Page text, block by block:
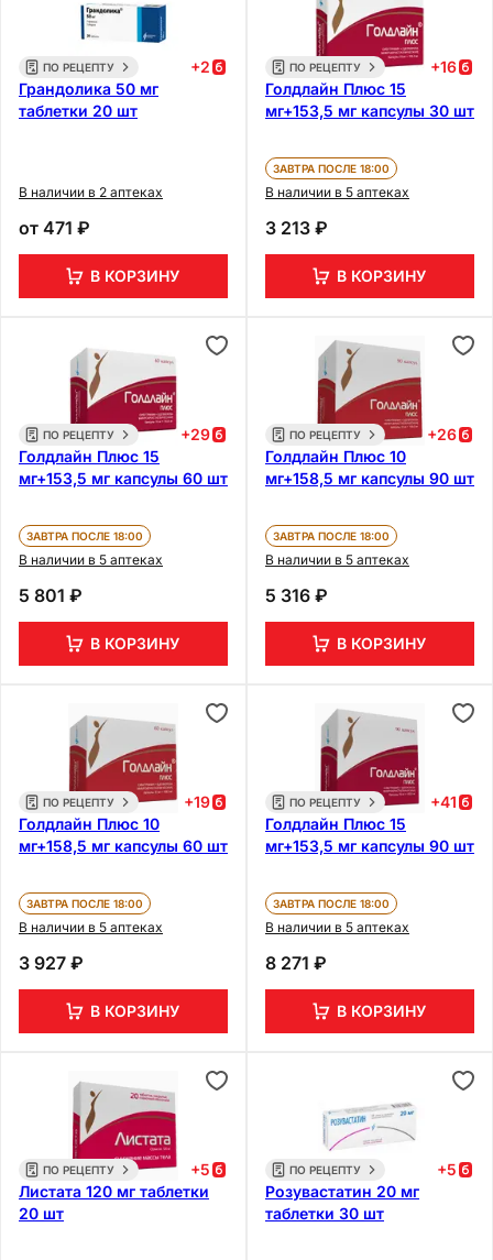
ПО РЕЦЕПТУ +2
Грандолика 50 мг
таблетки 20 шт
В наличии в 2 аптеках
от 471 ₽
В КОРЗИНУ
ПО РЕЦЕПТУ +16
Голдлайн Плюс 15
мг+153,5 мг капсулы 30 шт
ЗАВТРА ПОСЛЕ 18:00
В наличии в 5 аптеках
3 213 ₽
В КОРЗИНУ
ПО РЕЦЕПТУ +29
Голдлайн Плюс 15
мг+153,5 мг капсулы 60 шт
ЗАВТРА ПОСЛЕ 18:00
В наличии в 5 аптеках
5 801 ₽
В КОРЗИНУ
ПО РЕЦЕПТУ +26
Голдлайн Плюс 10
мг+158,5 мг капсулы 90 шт
ЗАВТРА ПОСЛЕ 18:00
В наличии в 5 аптеках
5 316 ₽
В КОРЗИНУ
ПО РЕЦЕПТУ +19
Голдлайн Плюс 10
мг+158,5 мг капсулы 60 шт
ЗАВТРА ПОСЛЕ 18:00
В наличии в 5 аптеках
3 927 ₽
В КОРЗИНУ
ПО РЕЦЕПТУ +41
Голдлайн Плюс 15
мг+153,5 мг капсулы 90 шт
ЗАВТРА ПОСЛЕ 18:00
В наличии в 5 аптеках
8 271 ₽
В КОРЗИНУ
ПО РЕЦЕПТУ +5
Листата 120 мг таблетки
20 шт
ПО РЕЦЕПТУ +5
Розувастатин 20 мг
таблетки 30 шт